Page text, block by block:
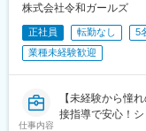
株式会社令和ガールズ
正社員 転勤なし 5
業種未経験歓迎
仕事内容
【未経験から憧
接指導で安心！